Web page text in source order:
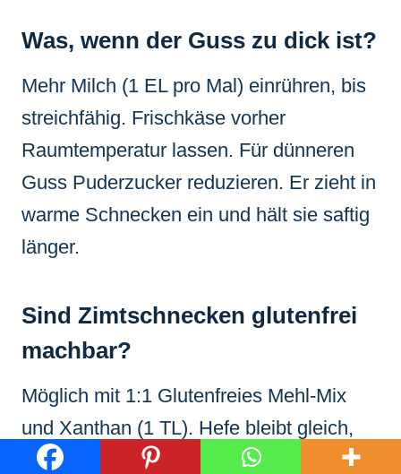
Was, wenn der Guss zu dick ist?
Mehr Milch (1 EL pro Mal) einrühren, bis
streichfähig. Frischkäse vorher
Raumtemperatur lassen. Für dünneren
Guss Puderzucker reduzieren. Er zieht in
warme Schnecken ein und hält sie saftig
länger.
Sind Zimtschnecken glutenfrei
machbar?
Möglich mit 1:1 Glutenfreies Mehl-Mix
und Xanthan (1 TL). Hefe bleibt gleich,
aber Teig klebriger: Mehr Mehl bei